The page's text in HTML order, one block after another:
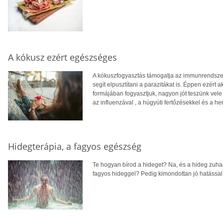
A kókusz ezért egészséges
A kókuszfogyasztás támogatja az
segít elpusztítani a parazitákat is. Éppen ezért
formájában fogyasztjuk, nagyon jót teszünk
az influenzával , a húgyúti fertőzésekkel és a
Hidegterápia, a fagyos egészség
Te hogyan bírod a hideget? Na, és a hideg
fagyos hideggel? Pedig kimondottan jó